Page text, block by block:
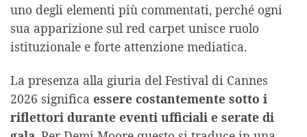
uno degli elementi più commentati, perché ogni
sua apparizione sul red carpet unisce ruolo
istituzionale e forte attenzione mediatica.
La presenza alla giuria del Festival di Cannes
2026 significa essere costantemente sotto i
riflettori durante eventi ufficiali e serate di